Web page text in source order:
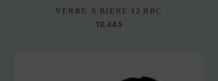
VERRE À BIÈRE 12 RBC
10.44$